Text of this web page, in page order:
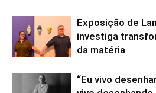
Exposição de
investiga
da matéria
“Eu vivo